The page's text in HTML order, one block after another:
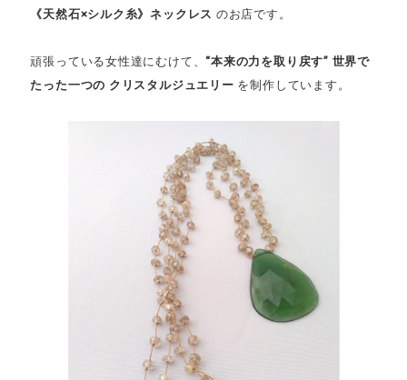
《天然石×シルク糸》ネックレス のお店です。
頑張っている女性達にむけて、“本来の力を取り戻す” 世界で
たった一つの クリスタルジュエリー を制作しています。